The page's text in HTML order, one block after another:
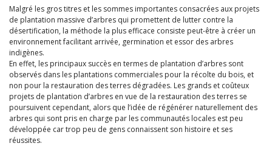
Malgré les gros titres et les sommes importantes consacrées aux projets
de plantation massive d’arbres qui promettent de lutter contre la
désertification, la méthode la plus efficace consiste peut-être à créer un
environnement facilitant arrivée, germination et essor des arbres
indigènes.
En effet, les principaux succès en termes de plantation d’arbres sont
observés dans les plantations commerciales pour la récolte du bois, et
non pour la restauration des terres dégradées. Les grands et coûteux
projets de plantation d’arbres en vue de la restauration des terres se
poursuivent cependant, alors que l’idée de régénérer naturellement des
arbres qui sont pris en charge par les communautés locales est peu
développée car trop peu de gens connaissent son histoire et ses
réussites.